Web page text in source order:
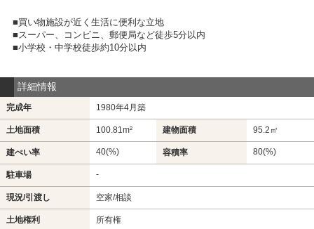
■買い物施設が近く生活に便利な立地
■スーパー、コンビニ、郵便局など徒歩5分以内
■小学校・中学校徒歩約10分以内
詳細情報
完成年 1980年4月築
土地面積 100.81m² 建物面積 95.2㎡
建ぺい率 40(%) 容積率 80(%)
駐車場 -
現況/引渡し 空家/相談
土地権利 所有権